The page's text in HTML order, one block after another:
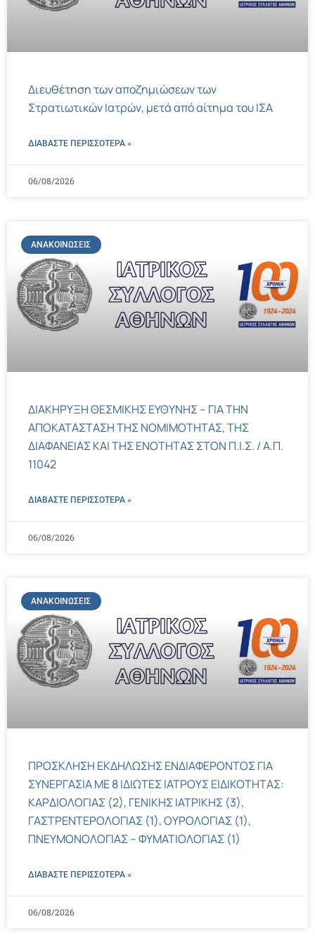
Διευθέτηση των αποζημιώσεων των
Στρατιωτικών Ιατρών, μετά από αίτημα του ΙΣΑ
ΔΙΑΒΑΣΤΕ ΠΕΡΙΣΣΌΤΕΡΑ »
06/08/2026
ΑΝΑΚΟΙΝΏΣΕΙΣ
ΔΙΑΚΗΡΥΞΗ ΘΕΣΜΙΚΗΣ ΕΥΘΥΝΗΣ – ΓΙΑ ΤΗΝ
ΑΠΟΚΑΤΑΣΤΑΣΗ ΤΗΣ ΝΟΜΙΜΟΤΗΤΑΣ, ΤΗΣ
ΔΙΑΦΑΝΕΙΑΣ ΚΑΙ ΤΗΣ ΕΝΟΤΗΤΑΣ ΣΤΟΝ Π.Ι.Σ. / Α.Π.
11042
ΔΙΑΒΑΣΤΕ ΠΕΡΙΣΣΌΤΕΡΑ »
06/08/2026
ΑΝΑΚΟΙΝΏΣΕΙΣ
ΠΡΟΣΚΛΗΣΗ ΕΚΔΗΛΩΣΗΣ ΕΝΔΙΑΦΕΡΟΝΤΟΣ ΓΙΑ
ΣΥΝΕΡΓΑΣΙΑ ΜΕ 8 ΙΔΙΩΤΕΣ ΙΑΤΡΟΥΣ ΕΙΔΙΚΟΤΗΤΑΣ:
ΚΑΡΔΙΟΛΟΓΙΑΣ (2), ΓΕΝΙΚΗΣ ΙΑΤΡΙΚΗΣ (3),
ΓΑΣΤΡΕΝΤΕΡΟΛΟΓΙΑΣ (1), ΟΥΡΟΛΟΓΙΑΣ (1),
ΠΝΕΥΜΟΝΟΛΟΓΙΑΣ – ΦΥΜΑΤΙΟΛΟΓΙΑΣ (1)
ΔΙΑΒΑΣΤΕ ΠΕΡΙΣΣΌΤΕΡΑ »
06/08/2026